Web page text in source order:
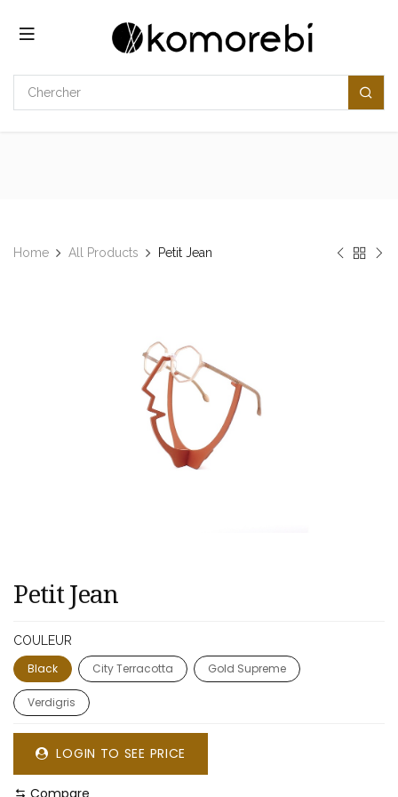
Home All Products Petit Jean
Petit Jean
COULEUR
Black City Terracotta Gold Supreme
Verdigris
LOGIN TO SEE PRICE
Compare